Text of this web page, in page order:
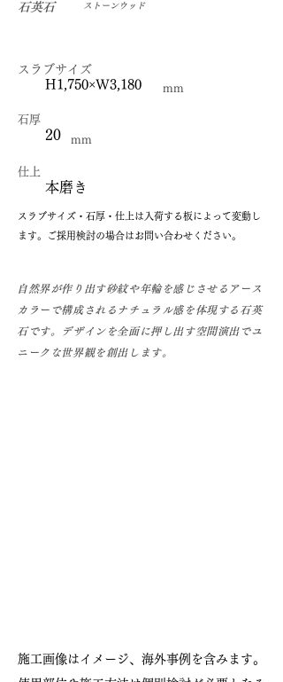
石英石 ストーンウッド
スラブサイズ
H1,750×W3,180 mm
石厚
20 mm
仕上
本磨き
​スラブサイズ・石厚・仕上は入荷する板によって変動し
ます。ご採用検討の場合はお問い合わせください。
自然界が作り出す砂紋や年輪を感じさせるアース
カラーで構成されるナチュラル感を体現する石英
石です。デザインを全面に押し出す空間演出でユ
ニークな世界観を創出します。
施工画像はイメージ、海外事例を含みます。